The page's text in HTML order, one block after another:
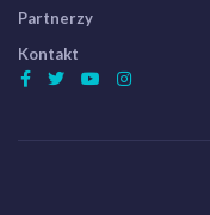
Partnerzy
Kontakt